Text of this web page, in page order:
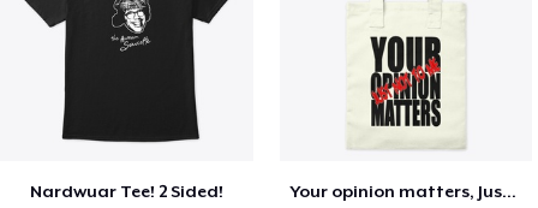
Nardwuar Tee! 2 Sided! Your opinion matters, Just not to me!